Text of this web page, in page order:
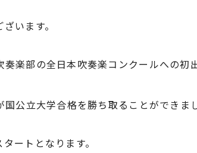
います。
楽部の全日本吹奏楽コンクールへの
公立大学合格を勝ち取ることができま
ートとなります。